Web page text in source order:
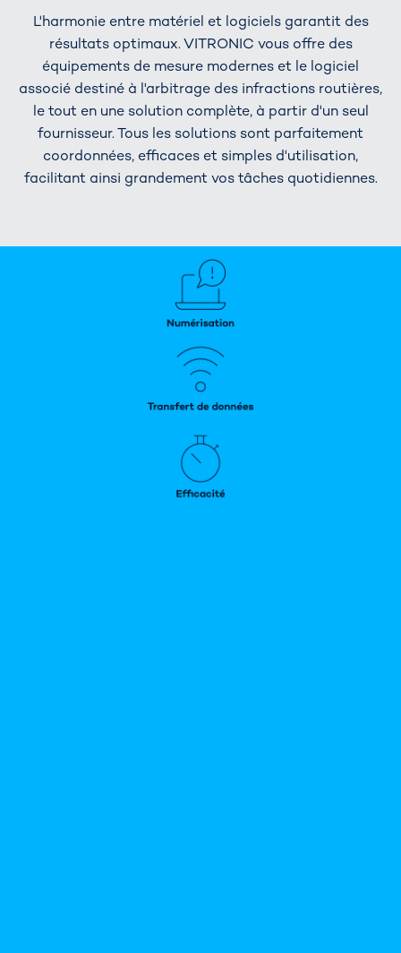
L'harmonie entre matériel et logiciels garantit des
résultats optimaux. VITRONIC vous offre des
équipements de mesure modernes et le logiciel
associé destiné à l'arbitrage des infractions routières,
le tout en une solution complète, à partir d'un seul
fournisseur. Tous les solutions sont parfaitement
coordonnées, efficaces et simples d'utilisation,
facilitant ainsi grandement vos tâches quotidiennes.